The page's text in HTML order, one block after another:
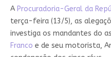
A Procuradoria-Geral da
terça-feira (13/5), as
investiga os mandantes do
Franco e de seu motorista,